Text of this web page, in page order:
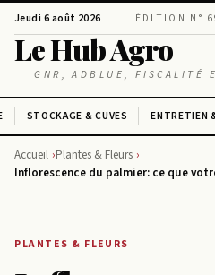
Jeudi 6 août 2026 ÉDITION N°
Le Hub Agro
GNR, ADBLUE, FISCALITÉ
STOCKAGE & CUVES ENTRETIEN
Accueil Plantes & Fleurs
Inflorescence du palmier: ce que
PLANTES & FLEURS